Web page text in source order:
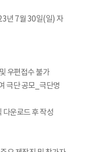
년 7월 30일(일) 자
우편접수 불가
극단 공모_극단명
다운로드 후 작성